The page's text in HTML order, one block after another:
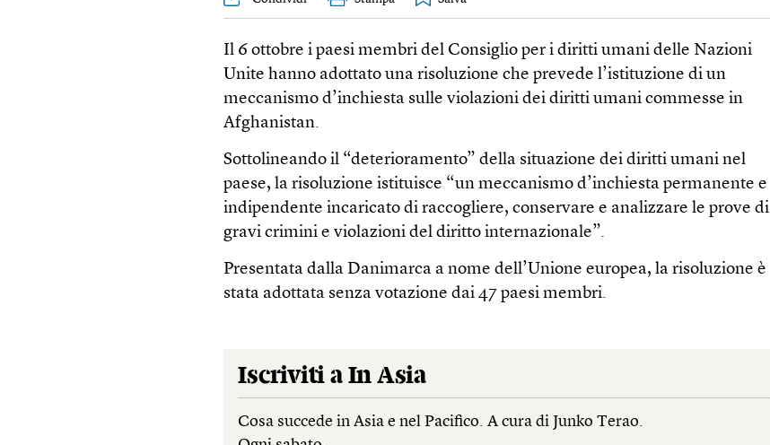
Il 6 ottobre i paesi membri del Consiglio per i diritti umani delle Nazioni
Unite hanno adottato una risoluzione che prevede l’istituzione di un
meccanismo d’inchiesta sulle violazioni dei diritti umani commesse in
Afghanistan.
Sottolineando il “deterioramento” della situazione dei diritti umani nel
paese, la risoluzione istituisce “un meccanismo d’inchiesta permanente e
indipendente incaricato di raccogliere, conservare e analizzare le prove di
gravi crimini e violazioni del diritto internazionale”.
Presentata dalla Danimarca a nome dell’Unione europea, la risoluzione è
stata adottata senza votazione dai 47 paesi membri.
Iscriviti a In Asia
Cosa succede in Asia e nel Pacifico. A cura di Junko Terao.